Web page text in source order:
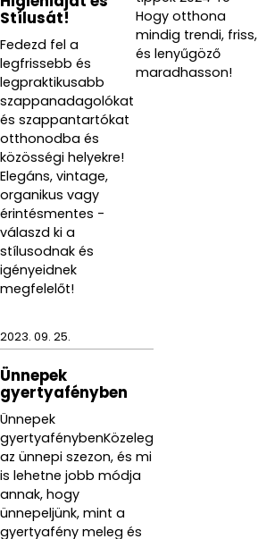
Stílusát!
Fedezd fel a
legfrissebb és
legpraktikusabb
szappanadagolókat
és szappantartókat
otthonodba és
közösségi helyekre!
Elegáns, vintage,
organikus vagy
érintésmentes -
válaszd ki a
stílusodnak és
igényeidnek
megfelelőt!
Hogy otthona
mindig trendi, friss,
és lenyűgöző
maradhasson!
2023. 09. 25.
Ünnepek
gyertyafényben
Ünnepek
gyertyafénybenKözeleg
az ünnepi szezon, és mi
is lehetne jobb módja
annak, hogy
ünnepeljünk, mint a
gyertyafény meleg és